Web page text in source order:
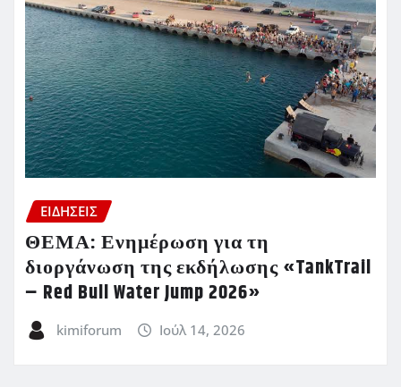
ΕΙΔΗΣΕΙΣ
ΘΕΜΑ: Ενημέρωση για τη
διοργάνωση της εκδήλωσης «TankTrail
– Red Bull Water Jump 2026»
kimiforum Ιούλ 14, 2026